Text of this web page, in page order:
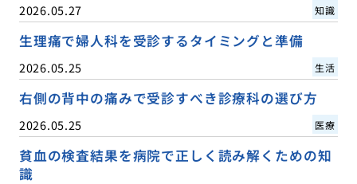
2026.05.27 知識
生理痛で婦人科を受診するタイミングと準備
2026.05.25 生活
右側の背中の痛みで受診すべき診療科の選び方
2026.05.25 医療
貧血の検査結果を病院で正しく読み解くための知
識